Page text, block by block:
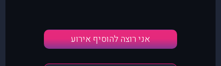
אני רוצה להוסיף אירוע